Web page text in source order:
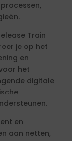
Train
je op het
en
het
digitale
en
aan netten,